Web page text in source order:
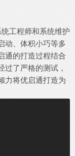
工程师和系统维护
动、体积小巧等多
通的打造过程结合
过了严格的测试，
力将优启通打造为